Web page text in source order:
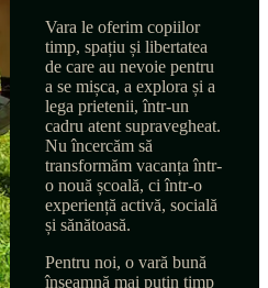
Vara le oferim copiilor
timp, spațiu și libertatea
de care au nevoie pentru
a se mișca, a explora și a
lega prietenii, într-un
cadru atent supravegheat.
Nu încercăm să
transformăm vacanța într-
o nouă școală, ci într-o
experiență activă, socială
și sănătoasă.
Pentru noi, o vară bună
înseamnă mai puțin timp